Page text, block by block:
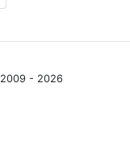
2009 - 2026